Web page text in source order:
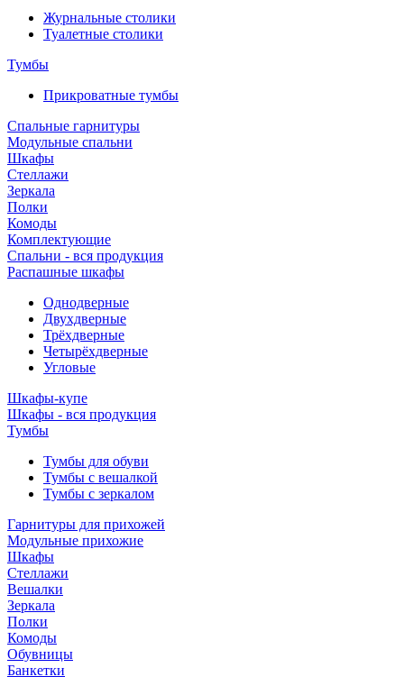
Журнальные столики
Туалетные столики
Тумбы
Прикроватные тумбы
Спальные гарнитуры
Модульные спальни
Шкафы
Стеллажи
Зеркала
Полки
Комоды
Комплектующие
Спальни - вся продукция
Распашные шкафы
Однодверные
Двухдверные
Трёхдверные
Четырёхдверные
Угловые
Шкафы-купе
Шкафы - вся продукция
Тумбы
Тумбы для обуви
Тумбы с вешалкой
Тумбы с зеркалом
Гарнитуры для прихожей
Модульные прихожие
Шкафы
Стеллажи
Вешалки
Зеркала
Полки
Комоды
Обувницы
Банкетки